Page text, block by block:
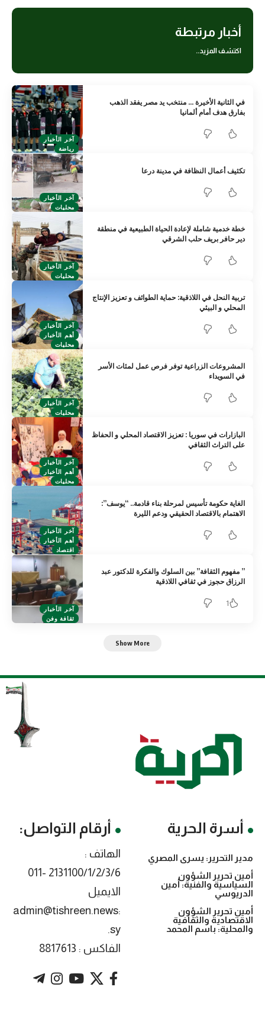
أخبار مرتبطة
اكتشف المزيد..
آخر الأخبار
رياضة
في الثانية الأخيرة … منتخب يد مصر يفقد الذهب
بفارق هدف أمام ألمانيا
آخر الأخبار
محليات
تكثيف أعمال النظافة في مدينة درعا
آخر الأخبار
محليات
خطة خدمية شاملة لإعادة الحياة الطبيعية في منطقة
دير حافر بريف حلب الشرقي
آخر الأخبار
أهم الأخبار
محليات
تربية النحل في اللاذقية: حماية الطوائف و تعزيز الإنتاج
المحلي و البيئي
آخر الأخبار
محليات
المشروعات الزراعية توفر فرص عمل لمئات الأسر
في السويداء
آخر الأخبار
أهم الأخبار
محليات
البازارات في سوريا : تعزيز الاقتصاد المحلي و الحفاظ
على التراث الثقافي
آخر الأخبار
أهم الأخبار
اقتصاد
الغاية حكومة تأسيس لمرحلة بناء قادمة.. “يوسف”:
الاهتمام بالاقتصاد الحقيقي ودعم الليرة
آخر الأخبار
ثقافة وفن
” مفهوم الثقافة” بين السلوك والفكرة للدكتور عبد
الرزاق حجوز في ثقافي اللاذقية
1
Show More
أسرة الحرية
مدير التحرير: يسرى المصري
أمين تحرير الشؤون
السياسية والفنية: أمين
الدريوسي
أمين تحرير الشؤون
الاقتصادية والثقافية
والمحلية: باسم المحمد
أرقام التواصل:
الهاتف :
2131100/1/2/3/6 -011
الايميل
:admin@tishreen.news
.sy
الفاكس : 8817613